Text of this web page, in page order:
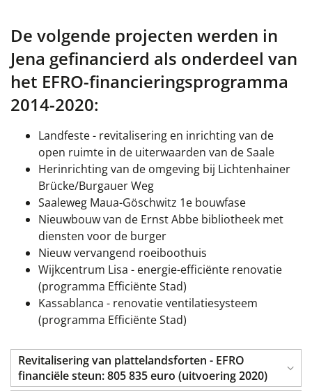
De volgende projecten werden in
Jena gefinancierd als onderdeel van
het EFRO-financieringsprogramma
2014-2020:
Landfeste - revitalisering en inrichting van de
open ruimte in de uiterwaarden van de Saale
Herinrichting van de omgeving bij Lichtenhainer
Brücke/Burgauer Weg
Saaleweg Maua-Göschwitz 1e bouwfase
Nieuwbouw van de Ernst Abbe bibliotheek met
diensten voor de burger
Nieuw vervangend roeiboothuis
Wijkcentrum Lisa - energie-efficiënte renovatie
(programma Efficiënte Stad)
Kassablanca - renovatie ventilatiesysteem
(programma Efficiënte Stad)
Revitalisering van plattelandsforten - EFRO
financiële steun: 805 835 euro (uitvoering 2020)